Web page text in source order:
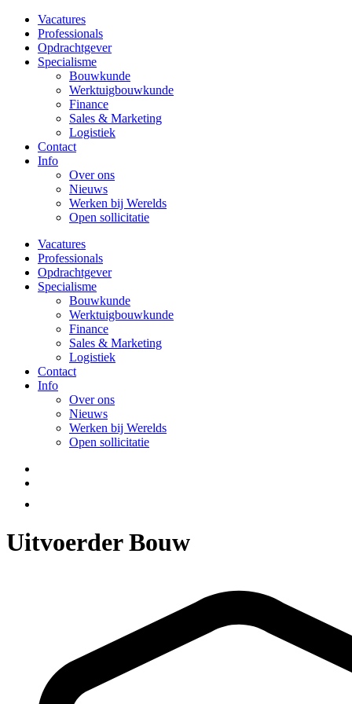
Vacatures
Professionals
Opdrachtgever
Specialisme
Bouwkunde
Werktuigbouwkunde
Finance
Sales & Marketing
Logistiek
Contact
Info
Over ons
Nieuws
Werken bij Werelds
Open sollicitatie
Vacatures
Professionals
Opdrachtgever
Specialisme
Bouwkunde
Werktuigbouwkunde
Finance
Sales & Marketing
Logistiek
Contact
Info
Over ons
Nieuws
Werken bij Werelds
Open sollicitatie
Uitvoerder Bouw